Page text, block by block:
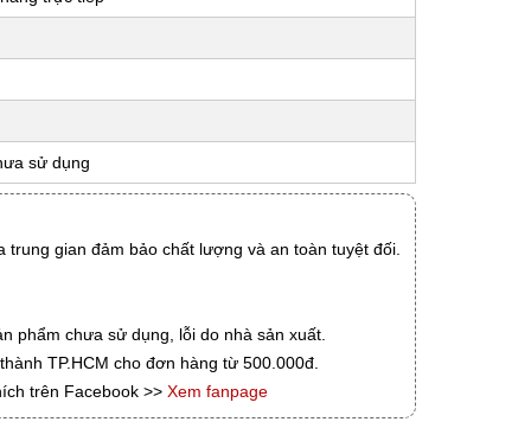
sử dụng
trung gian đảm bảo chất lượng và an toàn tuyệt đối.
phẩm chưa sử dụng, lỗi do nhà sản xuất.
TP.HCM cho đơn hàng từ 500.000đ.
trên Facebook >> Xem fanpage